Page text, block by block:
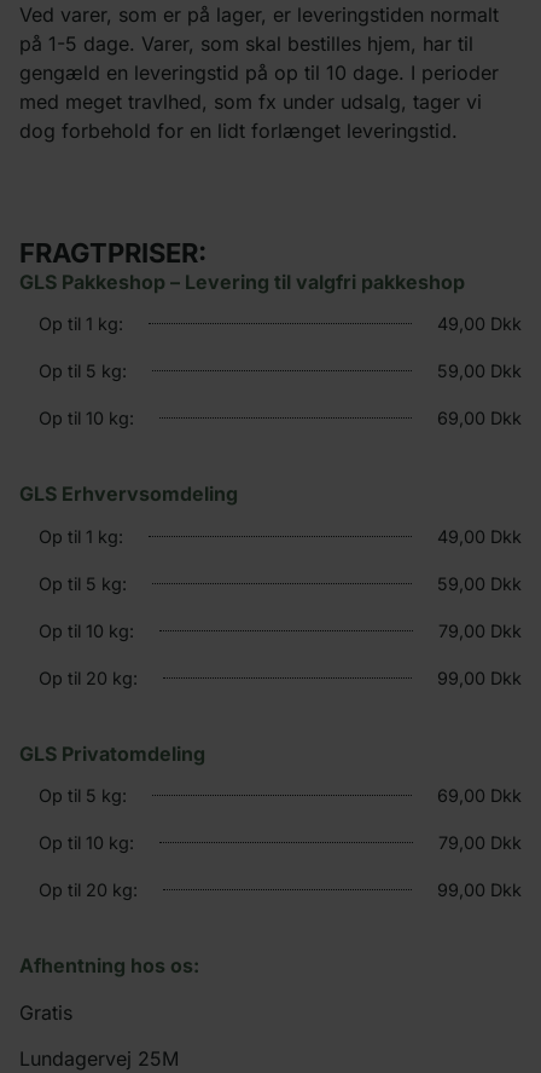
Ved varer, som er på lager, er leveringstiden normalt
på 1-5 dage. Varer, som skal bestilles hjem, har til
gengæld en leveringstid på op til 10 dage. I perioder
med meget travlhed, som fx under udsalg, tager vi
dog forbehold for en lidt forlænget leveringstid.
FRAGTPRISER:
GLS Pakkeshop – Levering til valgfri pakkeshop
Op til 1 kg: 49,00 Dkk
Op til 5 kg: 59,00 Dkk
Op til 10 kg: 69,00 Dkk
GLS Erhvervsomdeling
Op til 1 kg: 49,00 Dkk
Op til 5 kg: 59,00 Dkk
Op til 10 kg: 79,00 Dkk
Op til 20 kg: 99,00 Dkk
GLS Privatomdeling
Op til 5 kg: 69,00 Dkk
Op til 10 kg: 79,00 Dkk
Op til 20 kg: 99,00 Dkk
Afhentning hos os:
Gratis
Lundagervej 25M